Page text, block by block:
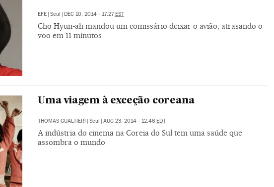
EFE | Seul | DEC 10, 2014 - 17:27EST
Cho Hyun-ah mandou um comissário deixar o avião, atrasando o
voo em 11 minutos
Uma viagem à exceção coreana
THOMAS GUALTIERI | Seul | AUG 23, 2014 - 12:46 EDT
A indústria do cinema na Coreia do Sul tem uma saúde que
assombra o mundo